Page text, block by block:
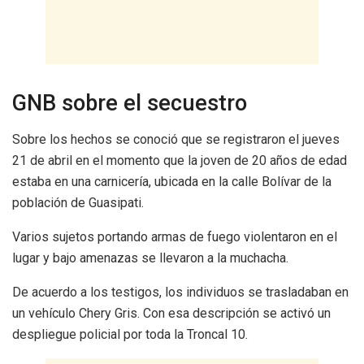
GNB sobre el secuestro
Sobre los hechos se conoció que se registraron el jueves
21 de abril en el momento que la joven de 20 años de edad
estaba en una carnicería, ubicada en la calle Bolívar de la
población de Guasipati.
Varios sujetos portando armas de fuego violentaron en el
lugar y bajo amenazas se llevaron a la muchacha.
De acuerdo a los testigos, los individuos se trasladaban en
un vehículo Chery Gris. Con esa descripción se activó un
despliegue policial por toda la Troncal 10.